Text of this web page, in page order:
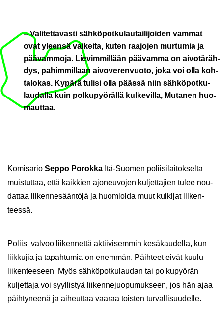
– Va­li­tet­ta­vas­ti säh­kö­pot­ku­lau­tai­li­joi­den vam­mat
ovat yleen­sä vai­kei­ta, kuten raa­jo­jen mur­tu­mia ja
pää­vam­mo­ja. Lie­vim­mil­lään pää­vam­ma on ai­vo­tä­räh­
dys, pa­him­mil­laan ai­vo­ve­ren­vuo­to, joka voi olla koh­
ta­lo­kas. Ky­pä­rä tu­li­si olla pääs­sä niin säh­kö­pot­ku­
lau­dal­la kuin pol­ku­pyö­räl­lä kul­ke­vil­la, Mu­ta­nen huo­
maut­taa.
Ko­mi­sa­rio Seppo Po­rok­ka Itä-​Suomen po­lii­si­lai­tok­sel­ta
muis­tut­taa, että kaik­kien ajo­neu­vo­jen kul­jet­ta­jien tulee nou­
dat­taa lii­ken­ne­sään­tö­jä ja huo­mioi­da muut kul­ki­jat lii­ken­
tees­sä.
Po­lii­si val­voo lii­ken­net­tä ak­tii­vi­sem­min ke­sä­kau­del­la, kun
liik­ku­jia ja ta­pah­tu­mia on enem­män. Päih­teet eivät kuulu
lii­ken­tee­seen. Myös säh­kö­pot­ku­lau­dan tai pol­ku­pyö­rän
kul­jet­ta­ja voi syyl­lis­tyä lii­ken­ne­juo­pu­muk­seen, jos hän ajaa
päih­ty­nee­nä ja ai­heut­taa vaa­raa tois­ten tur­val­li­suu­del­le.